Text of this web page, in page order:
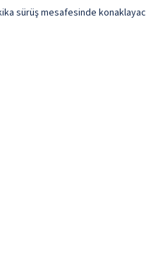
mesafesinde